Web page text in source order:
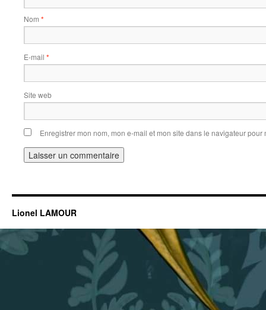
Nom *
E-mail *
Site web
Enregistrer mon nom, mon e-mail et mon site dans le navigateur
Lionel LAMOUR